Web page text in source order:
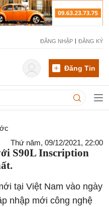
ĐĂNG NHẬP ĐĂNG KÝ
Đăng Tin
Thứ năm, 09/12/2021, 22:00
S90L Inscription
tại Việt Nam vào ngày
nhập mới công nghệ